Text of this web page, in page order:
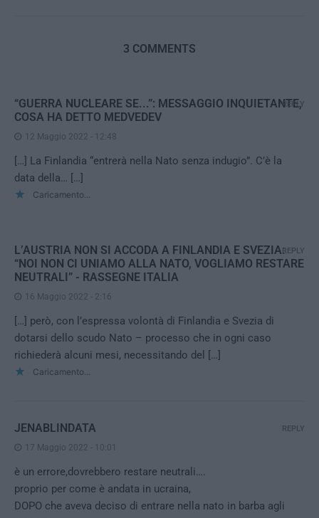
3 COMMENTS
“GUERRA NUCLEARE SE...”: MESSAGGIO INQUIETANTE,
COSA HA DETTO MEDVEDEV
12 Maggio 2022 - 12:48
[…] La Finlandia “entrerà nella Nato senza indugio”. C’è la
data della… […]
Caricamento...
REPLY
L’AUSTRIA NON SI ACCODA A FINLANDIA E SVEZIA:
“NOI NON CI UNIAMO ALLA NATO, VOGLIAMO RESTARE
NEUTRALI” - RASSEGNE ITALIA
16 Maggio 2022 - 2:16
[…] però, con l’espressa volontà di Finlandia e Svezia di
dotarsi dello scudo Nato – processo che in ogni caso
richiederà alcuni mesi, necessitando del […]
Caricamento...
REPLY
JENABLINDATA
17 Maggio 2022 - 10:01
è un errore,dovrebbero restare neutrali….
proprio per come è andata in ucraina,
DOPO che aveva deciso di entrare nella nato in barba agli
REPLY